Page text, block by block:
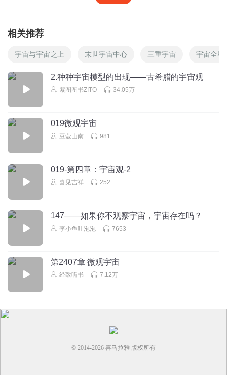
劳其筋骨，饿其体肤，这不是孔子说的，是孟子说的
中勤御雷
我相信有ufo
真正的英雄主义
回复
坐看云起32
相关推荐
宇宙与宇宙之上 末世宇宙中心 三重宇宙 宇宙全星
2.种种宇宙模型的出现——古希腊的宇宙观
紫图图书ZITO 34.05万
019微观宇宙
豆蔻山南 981
019-第四章：宇宙观-2
喜见吉祥 252
147——如果你不观察宇宙，宇宙存在吗？
李小鱼吐泡泡 7653
第2407章 微观宇宙
经致听书 7.12万
© 2014-2026 喜马拉雅 版权所有